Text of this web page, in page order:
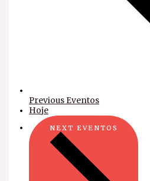
Previous Eventos
Hoje
NEXT EVENTOS